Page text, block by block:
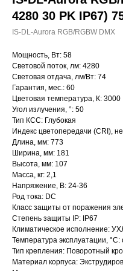
4280 30 PK IP67)
IS-DL-Aurora RGB/RGBW DMX
Мощность, Вт: 58
Световой поток, лм: 4280
Световая отдача, лм/Вт: 74
Гарантия, мес.: 60
Цветовая температура, К: 3000
Угол излучения, °: 50
Тип КСС: Глубокая
Индекс цветопередачи (CRI),
Длина, мм: 773
Ширина, мм: 181
Высота, мм: 107
Масса, кг: 2,1
Напряжение, В: 24-36
Род тока: DC
Класс защиты от поражения
Степень защиты IP: IP67
Климатическое исполнение:
Температура эксплуатации, °С:
Тип крепления: Поворотный
Материал корпуса: